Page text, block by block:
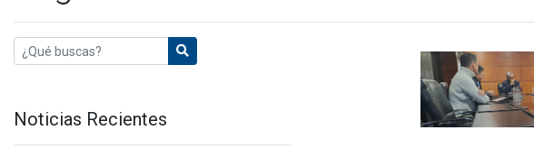
Noticias Recientes